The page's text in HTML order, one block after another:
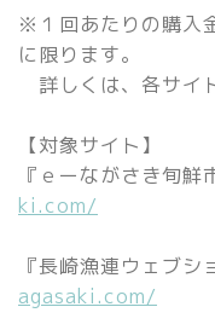
※１回あたりの購入
に限ります。
詳しくは、各サイ
【対象サイト】
『ｅーながさき旬
ki.com/
『長崎漁連ウェブ
agasaki.com/